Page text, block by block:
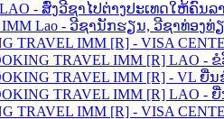
LAO - ສົ່ງວີຊາໄປຕ່າງປະເທດໃຫ້ຄົນລ
IMM Lao - ວີຊານັກຮຽນ, ວີຊາທ່ອ
TRAVEL IMM [R] - VISA
TRAVEL IMM [R] LAO
TRAVEL IMM [R] - VL
TRAVEL IMM [R] LAO -
TRAVEL IMM [R] - VISA